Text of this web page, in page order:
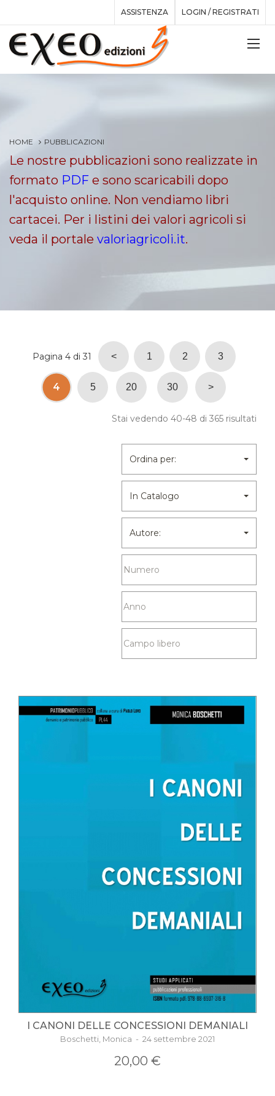
ASSISTENZA LOGIN / REGISTRATI
HOME PUBBLICAZIONI
Le nostre pubblicazioni sono realizzate in
formato PDF e sono scaricabili dopo
l'acquisto online. Non vendiamo libri
cartacei. Per i listini dei valori agricoli si
veda il portale valoriagricoli.it.
Pagina 4 di 31 < 1 2 3
4 5 20 30 >
Stai vedendo 40-48 di 365 risultati
Ordina per:
In Catalogo
Autore:
I CANONI DELLE CONCESSIONI DEMANIALI
Boschetti, Monica - 24 settembre 2021
20,00 €